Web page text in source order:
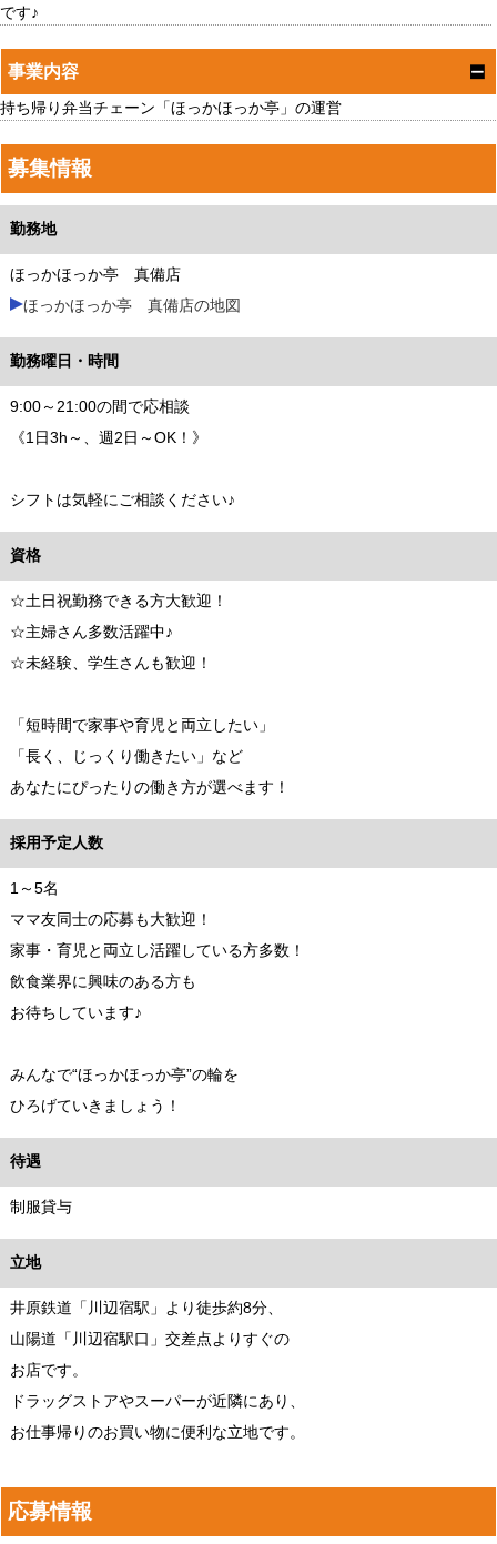
です♪
事業内容
持ち帰り弁当チェーン「ほっかほっか亭」の運営
募集情報
勤務地
ほっかほっか亭 真備店
ほっかほっか亭 真備店の地図
勤務曜日・時間
9:00～21:00の間で応相談
《1日3h～、週2日～OK！》
シフトは気軽にご相談ください♪
資格
☆土日祝勤務できる方大歓迎！
☆主婦さん多数活躍中♪
☆未経験、学生さんも歓迎！
「短時間で家事や育児と両立したい」
「長く、じっくり働きたい」など
あなたにぴったりの働き方が選べます！
採用予定人数
1～5名
ママ友同士の応募も大歓迎！
家事・育児と両立し活躍している方多数！
飲食業界に興味のある方も
お待ちしています♪
みんなで“ほっかほっか亭”の輪を
ひろげていきましょう！
待遇
制服貸与
立地
井原鉄道「川辺宿駅」より徒歩約8分、
山陽道「川辺宿駅口」交差点よりすぐの
お店です。
ドラッグストアやスーパーが近隣にあり、
お仕事帰りのお買い物に便利な立地です。
応募情報